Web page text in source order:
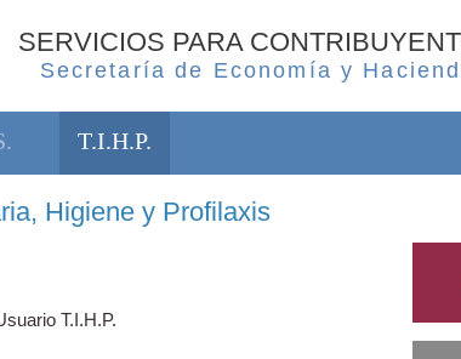
SERVICIOS PARA
Secretaría de Economía y
T.I.H.P.
Higiene y Profilaxis
T.I.H.P.